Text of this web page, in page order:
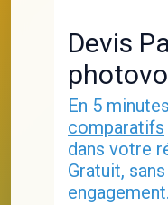
Devis
En 5
comparatifs
dans votre
Gratuit,
engagement.